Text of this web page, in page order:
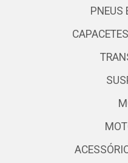
PNEUS